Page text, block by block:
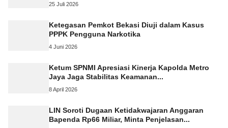
25 Juli 2026
Ketegasan Pemkot Bekasi Diuji dalam Kasus
PPPK Pengguna Narkotika
4 Juni 2026
Ketum SPNMI Apresiasi Kinerja Kapolda Metro
Jaya Jaga Stabilitas Keamanan...
8 April 2026
LIN Soroti Dugaan Ketidakwajaran Anggaran
Bapenda Rp66 Miliar, Minta Penjelasan...